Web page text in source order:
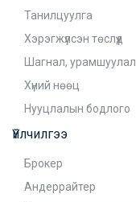
Танилцуулга
Хэрэгжүүлсэн төслүүд
Шагнал, урамшуулал
Хүний нөөц
Нууцлалын бодлого
Үйлчилгээ
Брокер
Андеррайтер